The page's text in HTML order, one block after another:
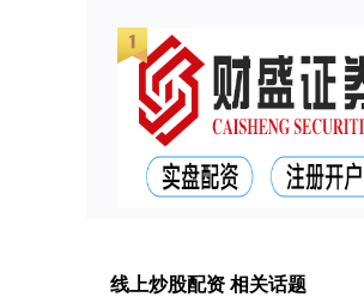
线上炒股配资 相关话题